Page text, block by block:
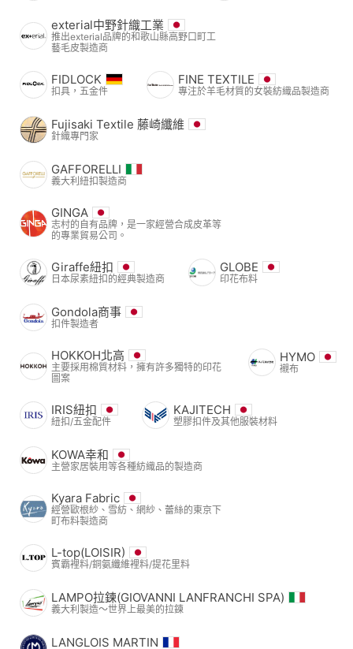
exterial中野針織工業
推出exterial品牌的和歌山縣高野口町工
藝毛皮製造商
FIDLOCK
扣具，五金件
FINE TEXTILE
專注於羊毛材質的女裝紡織品製造商
Fujisaki Textile 藤崎纖維
針織專門家
GAFFORELLI
義大利紐扣製造商
GINGA
志村的自有品牌，是一家經營合成皮革等
的專業貿易公司。
Giraffe紐扣
日本尿素紐扣的經典製造商
GLOBE
印花布料
Gondola商事
扣件製造者
HOKKOH北高
主要採用棉質材料，擁有許多獨特的印花
圖案
HYMO
襯布
IRIS紐扣
紐扣/五金配件
KAJITECH
塑膠扣件及其他服裝材料
KOWA幸和
主營家居裝用等各種紡織品的製造商
Kyara Fabric
經營歐根紗、雪紡、網紗、蕾絲的東京下
町布料製造商
L-top(LOISIR)
賓霸裡料/銅氨纖維裡料/提花里料
LAMPO拉鍊(GIOVANNI LANFRANCHI SPA)
義大利製造～世界上最美的拉鍊
LANGLOIS MARTIN